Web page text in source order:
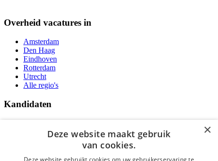
Overheid vacatures in
Amsterdam
Den Haag
Eindhoven
Rotterdam
Utrecht
Alle regio's
Kandidaten
Vacatures
Over Vacatures Overheid Online
YoungCapital IOS App
×
Deze website maakt gebruik
van cookies.
Deze website gebruikt cookies om uw gebruikerservaring te